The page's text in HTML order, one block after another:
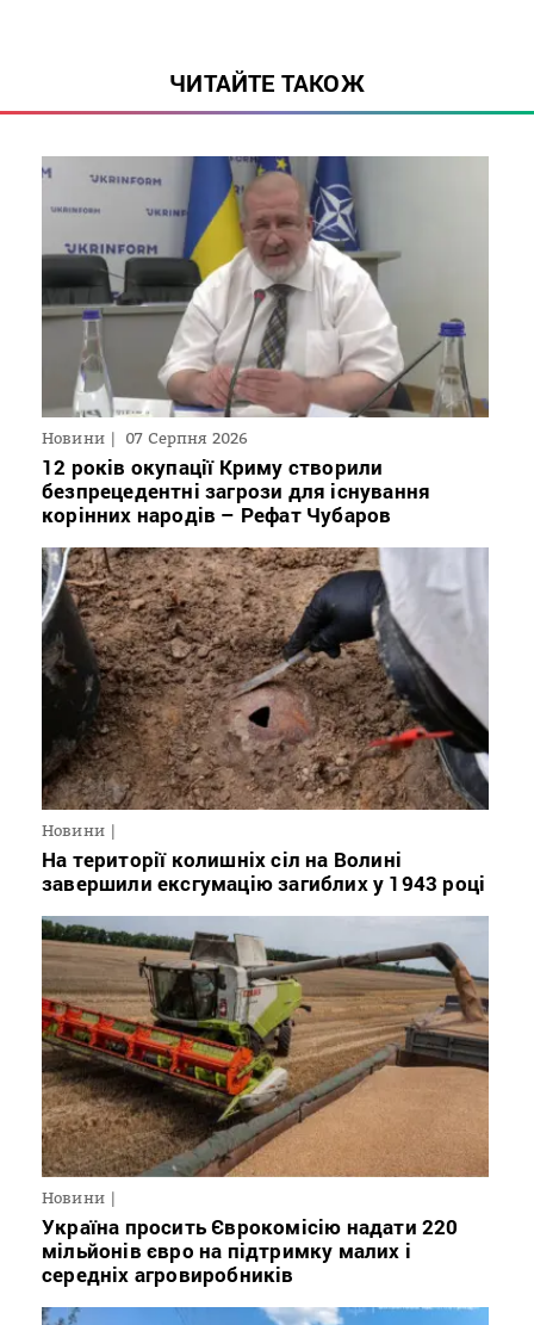
ЧИТАЙТЕ ТАКОЖ
Новини 07 Серпня 2026
12 років окупації Криму створили
безпрецедентні загрози для існування
корінних народів – Рефат Чубаров
Новини
На території колишніх сіл на Волині
завершили ексгумацію загиблих у 1943 році
Новини
Україна просить Єврокомісію надати 220
мільйонів євро на підтримку малих і
середніх агровиробників